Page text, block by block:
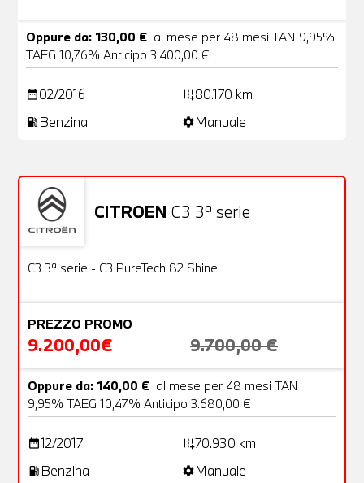
Oppure da: 130,00 € al mese per 48 mesi TAN 9,95%
TAEG 10,76% Anticipo 3.400,00 €
date_range02/2016 add_road80.170 km
local_gas_station Benzina settingsManuale
CITROEN C3 3ª serie
OFFERTA
Usato
C3 3ª serie - C3 PureTech 82 Shine
PREZZO PROMO
9.200,00€ 9.700,00 €
Oppure da: 140,00 € al mese per 48 mesi TAN
9,95% TAEG 10,47% Anticipo 3.680,00 €
date_range12/2017 add_road70.930 km
local_gas_station Benzina settingsManuale